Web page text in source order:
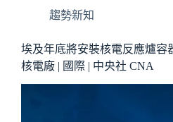
趨勢新知
埃及年底將安裝核電反應爐容
核電廠 | 國際 | 中央社 CNA